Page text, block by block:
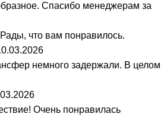
Спасибо менеджерам за
что вам понравилось.
немного задержали. В целом
Очень понравилась